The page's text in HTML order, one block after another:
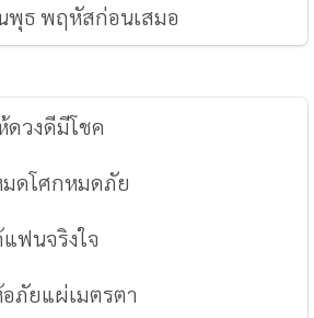
พุธ พฤหัสก่อนเสมอ
วงดีมีโชค
ดโศกหมดภัย
ฟนจริงใจ
ภัยแผ่เมตรตา